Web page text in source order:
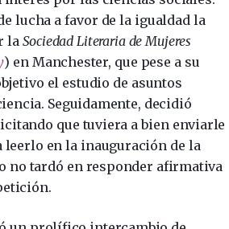
lucha a favor de la igualdad la
la Sociedad Literaria de Mujeres
) en Manchester, que pese a su
el estudio de asuntos
Seguidamente, decidió
que tuviera a bien enviarle
en la inauguración de la
no tardó en responder afirmativa